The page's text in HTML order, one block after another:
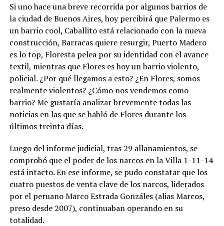
Si uno hace una breve recorrida por algunos barrios de
la ciudad de Buenos Aires, hoy percibirá que Palermo es
un barrio cool, Caballito está relacionado con la nueva
construcción, Barracas quiere resurgir, Puerto Madero
es lo top, Floresta pelea por su identidad con el avance
textil, mientras que Flores es hoy un barrio violento,
policial. ¿Por qué llegamos a esto? ¿En Flores, somos
realmente violentos? ¿Cómo nos vendemos como
barrio? Me gustaría analizar brevemente todas las
noticias en las que se habló de Flores durante los
últimos treinta días.
Luego del informe judicial, tras 29 allanamientos, se
comprobó que el poder de los narcos en la Villa 1-11-14
está intacto. En ese informe, se pudo constatar que los
cuatro puestos de venta clave de los narcos, liderados
por el peruano Marco Estrada Gonzáles (alias Marcos,
preso desde 2007), continuaban operando en su
totalidad.